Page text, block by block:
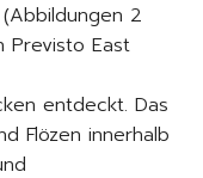
2
Previsto East
entdeckt. Das
Flözen innerhalb